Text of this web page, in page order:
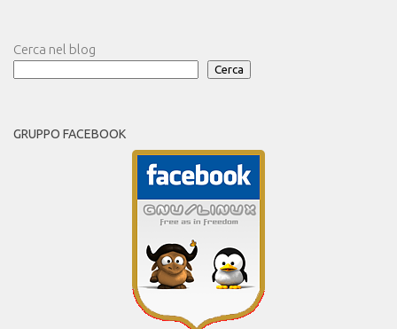
Cerca nel blog
Cerca
GRUPPO FACEBOOK